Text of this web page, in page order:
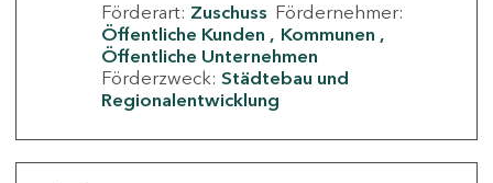
Förderart: Zuschuss Fördernehmer:
Öffentliche Kunden
Kommunen
Öffentliche Unternehmen
Förderzweck: Städtebau und
Regionalentwicklung